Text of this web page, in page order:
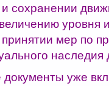
сохранении
уровня
мер по
уже